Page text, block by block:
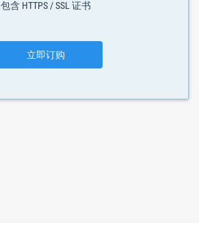
包含 HTTPS / SSL 证书
立即订购